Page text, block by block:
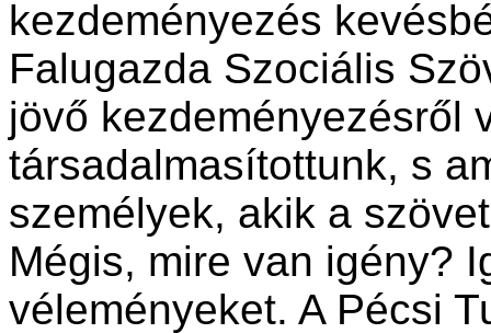
kezdeményezés
Falugazda Szociális
jövő kezdeményezésről
társadalmasítottunk, s
személyek, akik a
Mégis, mire van igény?
véleményeket. A Pécsi